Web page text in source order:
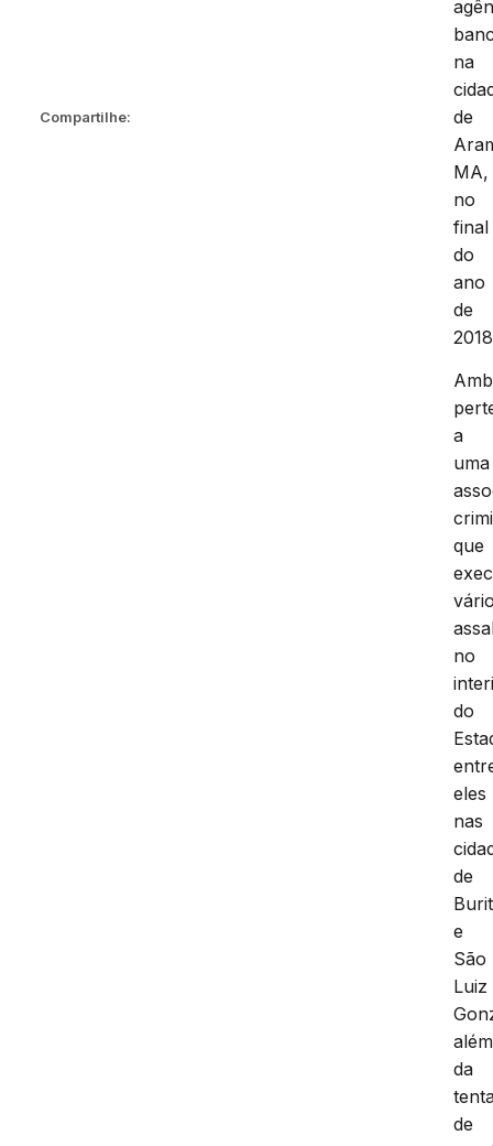
Compartilhe:
na
de
MA,
no
final
do
ano
de
a
uma
que
no
do
eles
nas
de
e
São
Luiz
além
da
de